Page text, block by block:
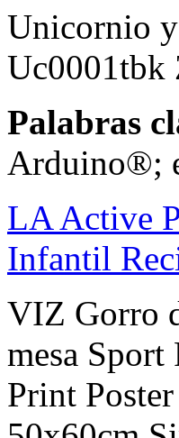
Unicornio
Uc0001tbk
Palabras
Arduino®;
LA Active
Infantil
VIZ Gorro
mesa
Print